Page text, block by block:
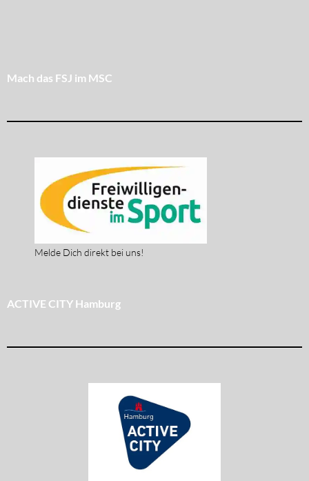
Mach das FSJ im MSC
Melde Dich direkt bei uns!
ACTIVE CITY Hamburg